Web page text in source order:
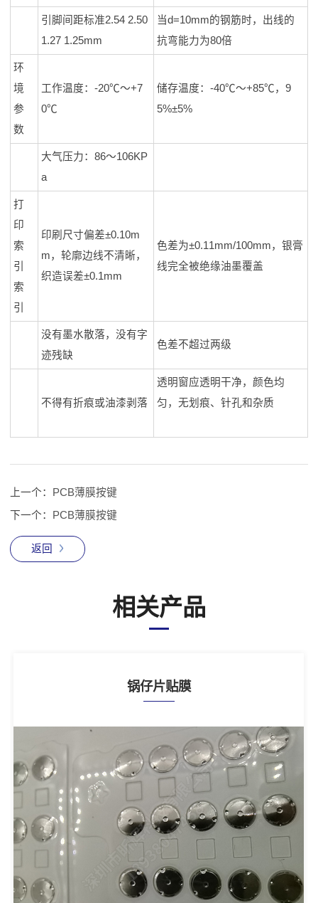
引脚间距标准2.54 2.50
1.27 1.25mm
当d=10mm的钢筋时，出线的
抗弯能力为80倍
环
境
参
数
工作温度：-20℃～+7
0℃
储存温度：-40℃～+85℃，9
5%±5%
大气压力：86～106KP
a
打
印
索
引
索
引
印刷尺寸偏差±0.10m
m，轮廓边线不清晰，
织造误差±0.1mm
色差为±0.11mm/100mm，银膏
线完全被绝缘油墨覆盖
没有墨水散落，没有字
迹残缺
色差不超过两级
不得有折痕或油漆剥落
透明窗应透明干净，颜色均
匀，无划痕、针孔和杂质
上一个：
PCB薄膜按键
下一个：
PCB薄膜按键
返回
相关产品
锅仔片贴膜